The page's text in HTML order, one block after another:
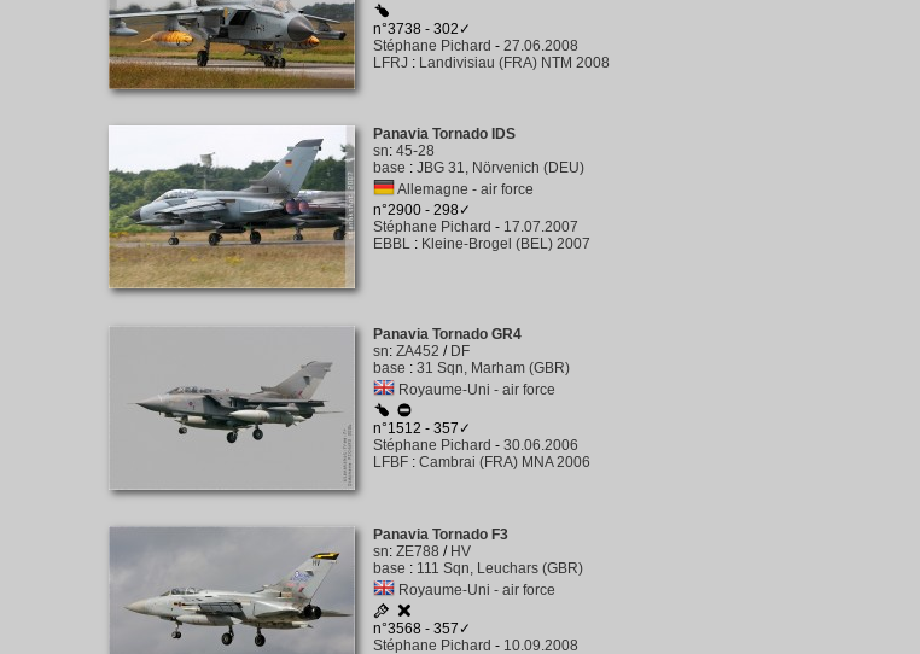
n°3738 - 302✓
Stéphane Pichard - 27.06.2008
LFRJ : Landivisiau (FRA) NTM 2008
Panavia Tornado IDS
sn: 45-28
base : JBG 31, Nörvenich (DEU)
Allemagne - air force
n°2900 - 298✓
Stéphane Pichard - 17.07.2007
EBBL : Kleine-Brogel (BEL) 2007
Panavia Tornado GR4
sn: ZA452 / DF
base : 31 Sqn, Marham (GBR)
Royaume-Uni - air force
n°1512 - 357✓
Stéphane Pichard - 30.06.2006
LFBF : Cambrai (FRA) MNA 2006
Panavia Tornado F3
sn: ZE788 / HV
base : 111 Sqn, Leuchars (GBR)
Royaume-Uni - air force
n°3568 - 357✓
Stéphane Pichard - 10.09.2008